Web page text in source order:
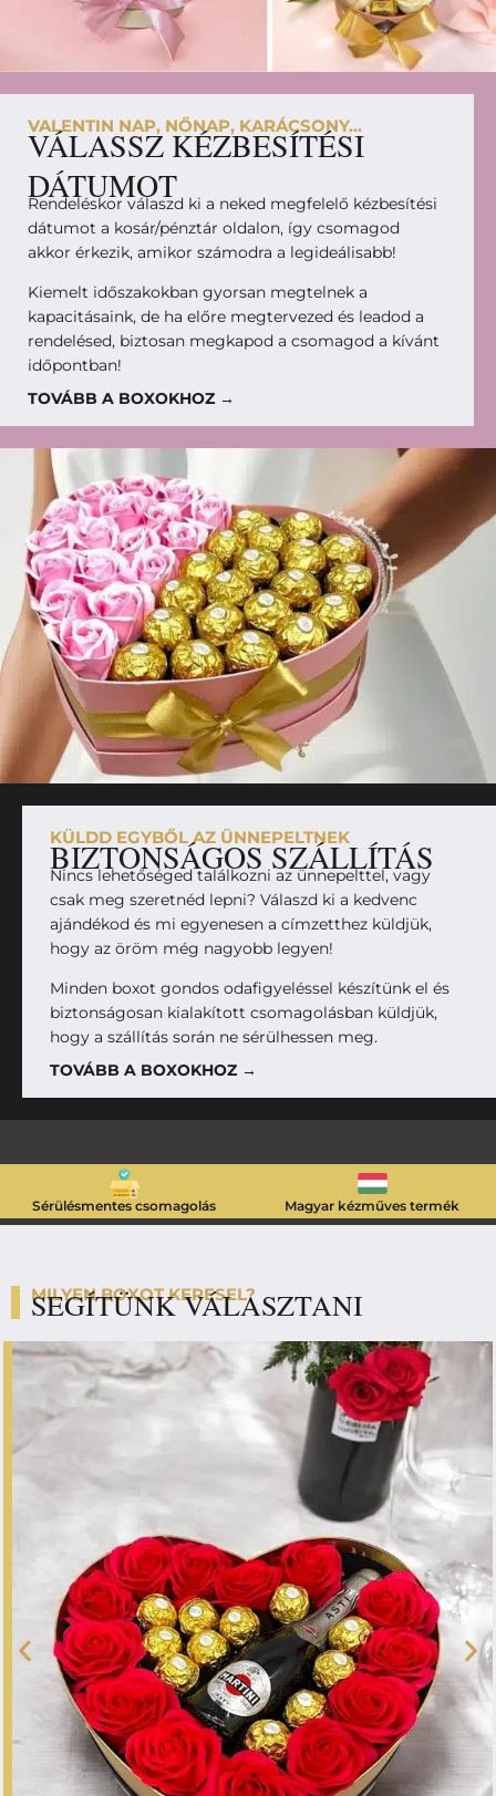
VALENTIN NAP, NŐNAP, KARÁCSONY...
VÁLASSZ KÉZBESÍTÉSI
DÁTUMOT
Rendeléskor válaszd ki a neked megfelelő kézbesítési
dátumot a kosár/pénztár oldalon, így csomagod
akkor érkezik, amikor számodra a legideálisabb!
Kiemelt időszakokban gyorsan megtelnek a
kapacitásaink, de ha előre megtervezed és leadod a
rendelésed, biztosan megkapod a csomagod a kívánt
időpontban!
TOVÁBB A BOXOKHOZ →
KÜLDD EGYBŐL AZ ÜNNEPELTNEK
BIZTONSÁGOS SZÁLLÍTÁS
Nincs lehetőséged találkozni az ünnepelttel, vagy
csak meg szeretnéd lepni? Válaszd ki a kedvenc
ajándékod és mi egyenesen a címzetthez küldjük,
hogy az öröm még nagyobb legyen!
Minden boxot gondos odafigyeléssel készítünk el és
biztonságosan kialakított csomagolásban küldjük,
hogy a szállítás során ne sérülhessen meg.
TOVÁBB A BOXOKHOZ →
Sérülésmentes csomagolás Magyar kézműves termék
MILYEN BOXOT KERESEL?
SEGÍTÜNK VÁLASZTANI